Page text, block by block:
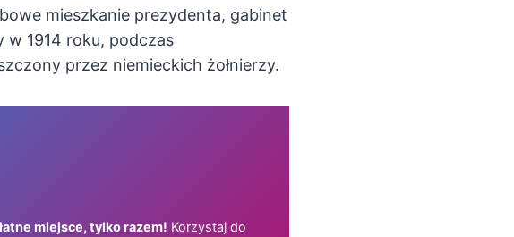
mieszkanie prezydenta, gabinet
w 1914 roku, podczas
przez niemieckich żołnierzy.
miejsce, tylko razem! Korzystaj do